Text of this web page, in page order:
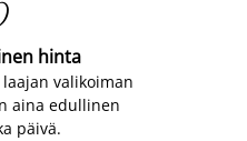
hinta
valikoiman
aina edullinen
päivä.